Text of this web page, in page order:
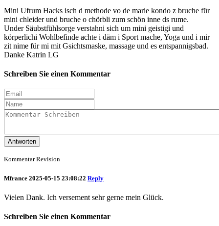
Mini Ufrum Hacks isch d methode vo de marie kondo z bruche für
mini chleider und bruche o chörbli zum schön inne ds rume.
Under Säubstfühlsorge verstahni sich um mini geistigi und
körperlichi Wohlbefinde achte i däm i Sport mache, Yoga und i mir
zit nime für mi mit Gsichtsmaske, massage und es entspannigsbad.
Danke Katrin LG
Schreiben Sie einen Kommentar
Antworten
Kommentar Revision
Mfrance 2025-05-15 23:08:22 Reply
Vielen Dank. Ich versement sehr gerne mein Glück.
Schreiben Sie einen Kommentar